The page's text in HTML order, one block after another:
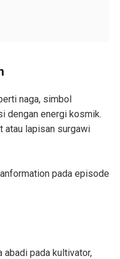
naga, simbol
dengan energi kosmik.
atau lapisan surgawi
pada episode
abadi pada kultivator,